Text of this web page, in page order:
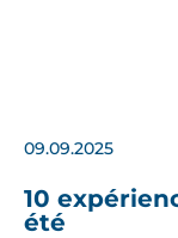
09.09.2025
10
été